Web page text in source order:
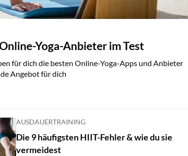
Yoga-Anbieter im Test
für dich die besten Online-Yoga-Apps und Anbieter
Angebot für dich
AUSDAUERTRAINING
Die 9 häufigsten HIIT-Fehler & wie du sie
vermeidest